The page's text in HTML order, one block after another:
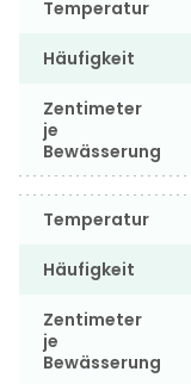
Temperatur
Häufigkeit
Zentimeter
je
Bewässerung
Temperatur
Häufigkeit
Zentimeter
je
Bewässerung